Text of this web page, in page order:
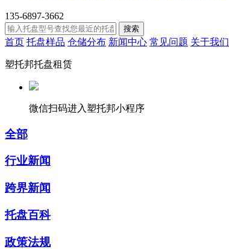
135-6897-3662
搜索
首页 托盘样品 仓储分布 新闻中心 常见问题 关于我们
塑托邦托盘租赁
微信扫码进入塑托邦小程序
全部
行业新闻
跨界新闻
托盘百科
政策法规